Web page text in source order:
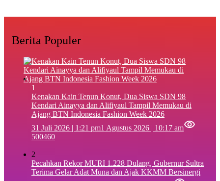
Berita Populer
1
‎Kenakan Kain Tenun Konut, Dua Siswa SDN 98
Kendari Ainayya dan Alifiyaul Tampil Memukau di
Ajang BTN Indonesia Fashion Week 2026
31 Juli 2026 | 1:21 pm1 Agustus 2026 | 10:17 am
500460
2
Pecahkan Rekor MURI 1.228 Dulang, Gubernur Sultra
Terima Gelar Adat Muna dan Ajak KKMM Bersinergi